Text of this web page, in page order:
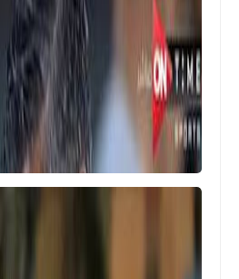
اهداف مباراة الزمالك و
الدورى المصرى 2-1